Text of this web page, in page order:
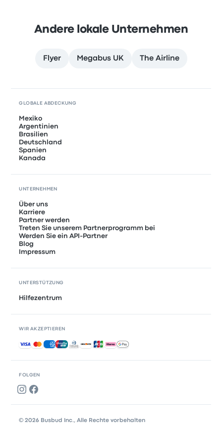
Andere lokale Unternehmen
Flyer Megabus UK The Airline
FOLGEN
GLOBALE ABDECKUNG
Mexiko
Argentinien
Brasilien
Deutschland
Spanien
Kanada
UNTERNEHMEN
Über uns
Karriere
Partner werden
Treten Sie unserem Partnerprogramm bei
Werden Sie ein API-Partner
Blog
Impressum
UNTERSTÜTZUNG
Hilfezentrum
WIR AKZEPTIEREN
Akzeptierte Zahlungsmethoden
© 2026 Busbud Inc., Alle Rechte vorbehalten